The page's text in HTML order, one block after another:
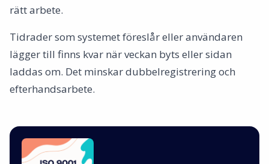
rätt arbete.
Tidrader som systemet föreslår eller användaren
lägger till finns kvar när veckan byts eller sidan
laddas om. Det minskar dubbelregistrering och
efterhandsarbete.